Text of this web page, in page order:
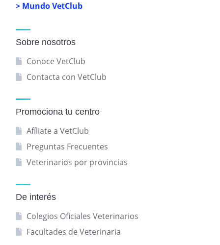
> Mundo VetClub
Sobre nosotros
Conoce VetClub
Contacta con VetClub
Promociona tu centro
Afíliate a VetClub
Preguntas Frecuentes
Veterinarios por provincias
De interés
Colegios Oficiales Veterinarios
Facultades de Veterinaria